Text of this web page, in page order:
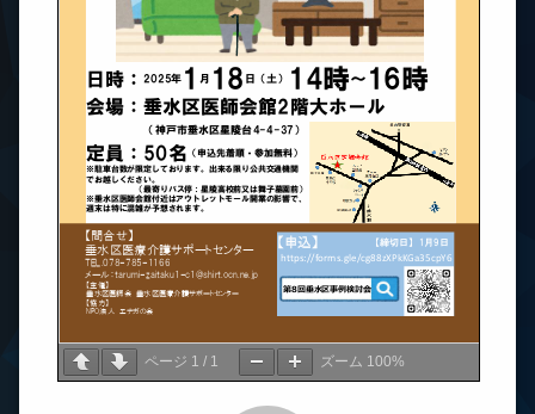
ページ 1 / 1 ズーム 100%